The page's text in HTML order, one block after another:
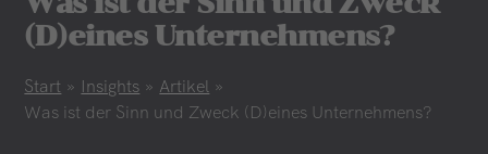
(D)eines Unternehmens?
Start » Insights » Artikel »
Was ist der Sinn und Zweck (D)eines Unternehmens?